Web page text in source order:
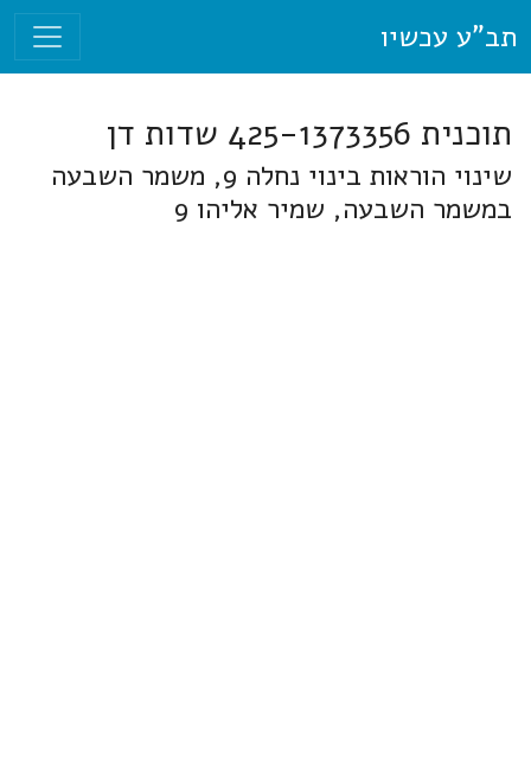
תב"ע עכשיו
תוכנית 425-1373356 שדות דן
שינוי הוראות בינוי נחלה 9, משמר השבעה
במשמר השבעה, שמיר אליהו 9